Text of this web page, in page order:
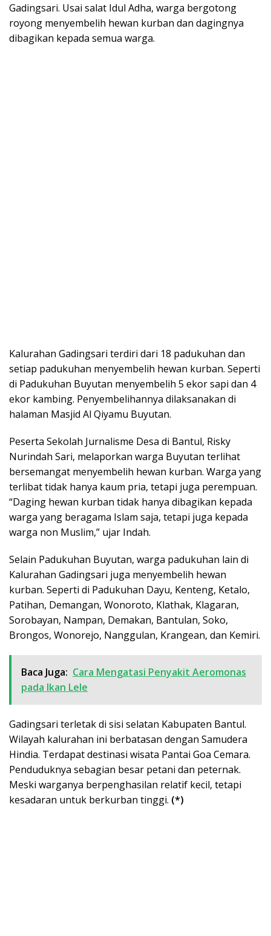
Gadingsari. Usai salat Idul Adha, warga bergotong
royong menyembelih hewan kurban dan dagingnya
dibagikan kepada semua warga.
Kalurahan Gadingsari terdiri dari 18 padukuhan dan
setiap padukuhan menyembelih hewan kurban. Seperti
di Padukuhan Buyutan menyembelih 5 ekor sapi dan 4
ekor kambing. Penyembelihannya dilaksanakan di
halaman Masjid Al Qiyamu Buyutan.
Peserta Sekolah Jurnalisme Desa di Bantul, Risky
Nurindah Sari, melaporkan warga Buyutan terlihat
bersemangat menyembelih hewan kurban. Warga yang
terlibat tidak hanya kaum pria, tetapi juga perempuan.
“Daging hewan kurban tidak hanya dibagikan kepada
warga yang beragama Islam saja, tetapi juga kepada
warga non Muslim,” ujar Indah.
Selain Padukuhan Buyutan, warga padukuhan lain di
Kalurahan Gadingsari juga menyembelih hewan
kurban. Seperti di Padukuhan Dayu, Kenteng, Ketalo,
Patihan, Demangan, Wonoroto, Klathak, Klagaran,
Sorobayan, Nampan, Demakan, Bantulan, Soko,
Brongos, Wonorejo, Nanggulan, Krangean, dan Kemiri.
Baca Juga: Cara Mengatasi Penyakit Aeromonas
pada Ikan Lele
Gadingsari terletak di sisi selatan Kabupaten Bantul.
Wilayah kalurahan ini berbatasan dengan Samudera
Hindia. Terdapat destinasi wisata Pantai Goa Cemara.
Penduduknya sebagian besar petani dan peternak.
Meski warganya berpenghasilan relatif kecil, tetapi
kesadaran untuk berkurban tinggi. (*)